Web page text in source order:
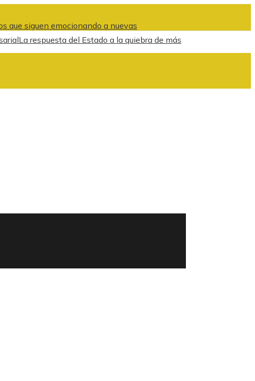
que siguen emocionando a nuevas
La respuesta del Estado a la quiebra de más